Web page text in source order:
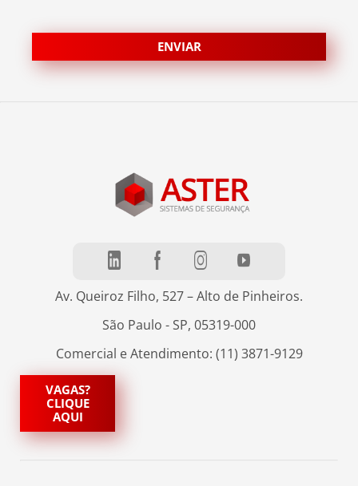
Av. Queiroz Filho, 527 – Alto de Pinheiros.
São Paulo - SP, 05319-000
Comercial e Atendimento: (11) 3871-9129
VAGAS?
CLIQUE
AQUI